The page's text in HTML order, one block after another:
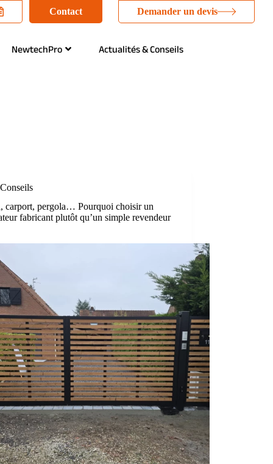
NewtechPro Actualités & Conseils
Contact Demander un devis
Conseils
carport, pergola… Pourquoi choisir un
fabricant plutôt qu’un simple revendeur